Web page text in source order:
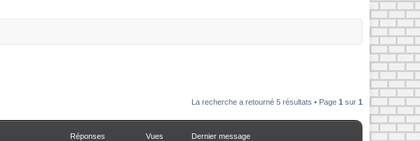
La recherche a retourné 5 résultats • Page 1 sur 1
Réponses Vues Dernier message